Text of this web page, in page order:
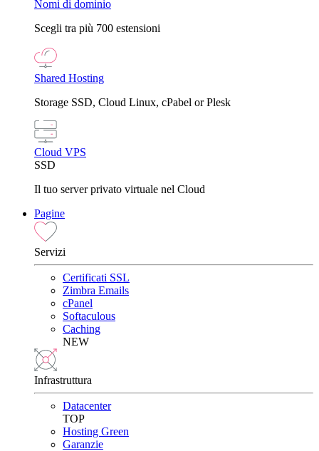
Nomi di dominio
Scegli tra più 700 estensioni
Shared Hosting
Storage SSD, Cloud Linux, cPabel or Plesk
Cloud VPS
SSD
Il tuo server privato virtuale nel Cloud
Pagine
Servizi
Certificati SSL
Zimbra Emails
cPanel
Softaculous
Caching
NEW
Infrastruttura
Datacenter
TOP
Hosting Green
Garanzie